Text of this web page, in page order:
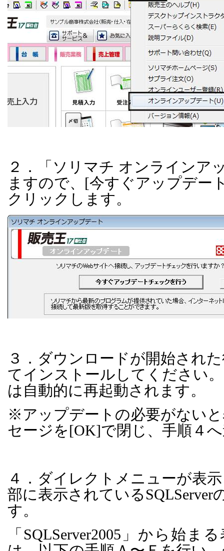
２．「ソリマチ オンラインア
ますので、 [今すぐアップデー
クリックします。
３．ダウンロードが開始され
てインストールしてください
は自動的に再起動されます。
※アップデートの必要がない
セージを[OK]で閉じ、手順４
４．ダイレクトメニューが表
部に表示されている SQLServer
す。
「 SQLServer2005 」から始ま